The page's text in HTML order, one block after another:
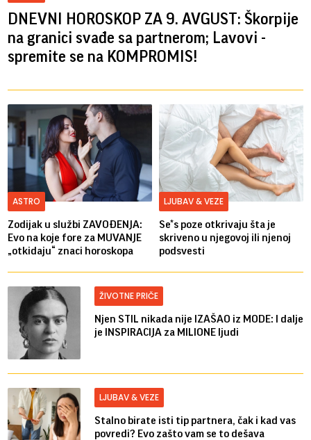
DNEVNI HOROSKOP ZA 9. AVGUST: Škorpije
na granici svađe sa partnerom; Lavovi -
spremite se na KOMPROMIS!
ASTRO
Zodijak u službi ZAVOĐENJA:
Evo na koje fore za MUVANJE
„otkidaju“ znaci horoskopa
LJUBAV & VEZE
Se*s poze otkrivaju šta je
skriveno u njegovoj ili njenoj
podsvesti
ŽIVOTNE PRIČE
Njen STIL nikada nije IZAŠAO iz MODE: I dalje
je INSPIRACIJA za MILIONE ljudi
LJUBAV & VEZE
Stalno birate isti tip partnera, čak i kad vas
povredi? Evo zašto vam se to dešava